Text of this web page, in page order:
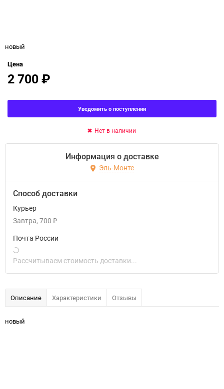
новый
Цена
2 700₽
Уведомить о поступлении
Нет в наличии
Информация о доставке
Эль-Монте
Способ доставки
Курьер
Завтра 700 ₽
Почта России
Рассчитываем стоимость доставки...
Описание Характеристики Отзывы
новый